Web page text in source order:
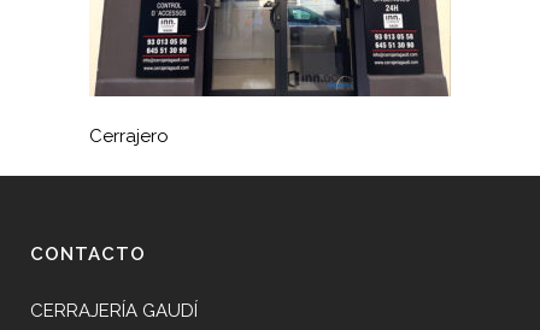
Cerrajero
CONTACTO
CERRAJERÍA GAUDÍ